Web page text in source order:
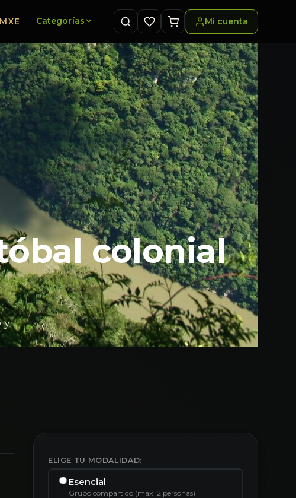
Categorías Mi cuenta
colonial
y
ELIGE TU MODALIDAD:
Esencial
Grupo compartido (máx 12 personas)